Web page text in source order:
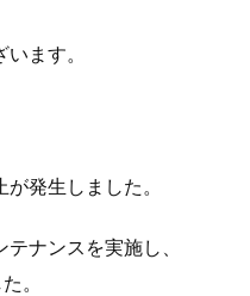
ます。
発生しました。
ナンスを実施し、
。